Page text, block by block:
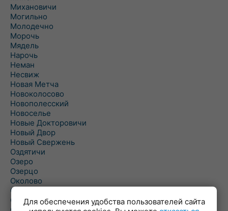
Михановичи
Могильно
Молодечно
Морочь
Мядель
Нарочь
Неман
Несвиж
Новая Метча
Новоколосово
Новополесский
Новоселье
Новые Докторовичи
Новый Двор
Новый Свержень
Оздятичи
Озеро
Озерцо
Околово
Октябрь
Октябрьский
Для обеспечения удобства пользователей сайта